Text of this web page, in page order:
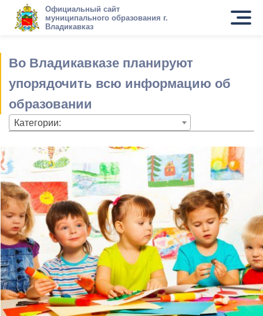
Официальный сайт
муниципального образования г.
Владикавказ
Во Владикавказе планируют
упорядочить всю информацию об
образовании
Категории: